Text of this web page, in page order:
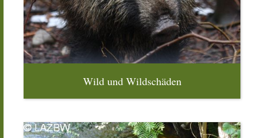
Wild und Wildschäden